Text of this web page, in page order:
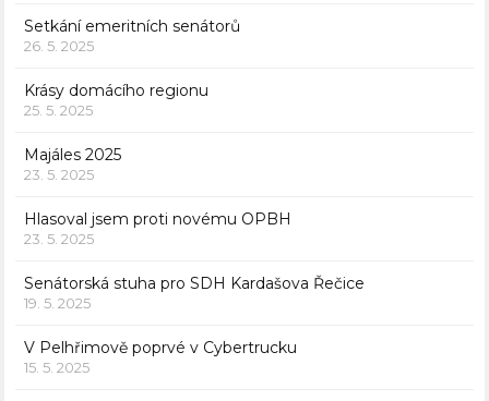
Setkání emeritních senátorů
26. 5. 2025
Krásy domácího regionu
25. 5. 2025
Majáles 2025
23. 5. 2025
Hlasoval jsem proti novému OPBH
23. 5. 2025
Senátorská stuha pro SDH Kardašova Řečice
19. 5. 2025
V Pelhřimově poprvé v Cybertrucku
15. 5. 2025